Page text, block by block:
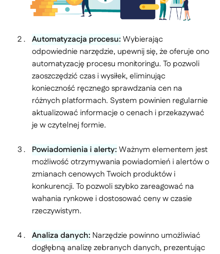
Automatyzacja procesu:Wybierając
odpowiednie narzędzie, upewnij się, że oferuje ono
automatyzację procesu monitoringu. To pozwoli
zaoszczędzić czas i wysiłek, eliminując
konieczność ręcznego sprawdzania cen na
różnych platformach. System powinien regularnie
aktualizować informacje o cenach i przekazywać
je w czytelnej formie.
Powiadomienia i alerty:Ważnym elementem jest
możliwość otrzymywania powiadomień i alertów o
zmianach cenowych Twoich produktów i
konkurencji. To pozwoli szybko zareagować na
wahania rynkowe i dostosować ceny w czasie
rzeczywistym.
Analiza danych: Narzędzie powinno umożliwiać
dogłębną analizę zebranych danych, prezentując